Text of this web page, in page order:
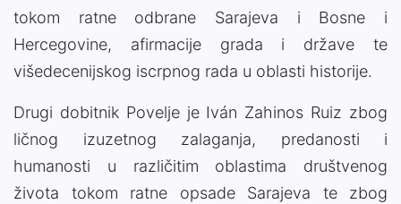
tokom ratne odbrane Sarajeva i Bosne i
Hercegovine, afirmacije grada i države te
višedecenijskog iscrpnog rada u oblasti historije.
Drugi dobitnik Povelje je Iván Zahinos Ruiz zbog
ličnog izuzetnog zalaganja, predanosti i
humanosti u različitim oblastima društvenog
života tokom ratne opsade Sarajeva te zbog